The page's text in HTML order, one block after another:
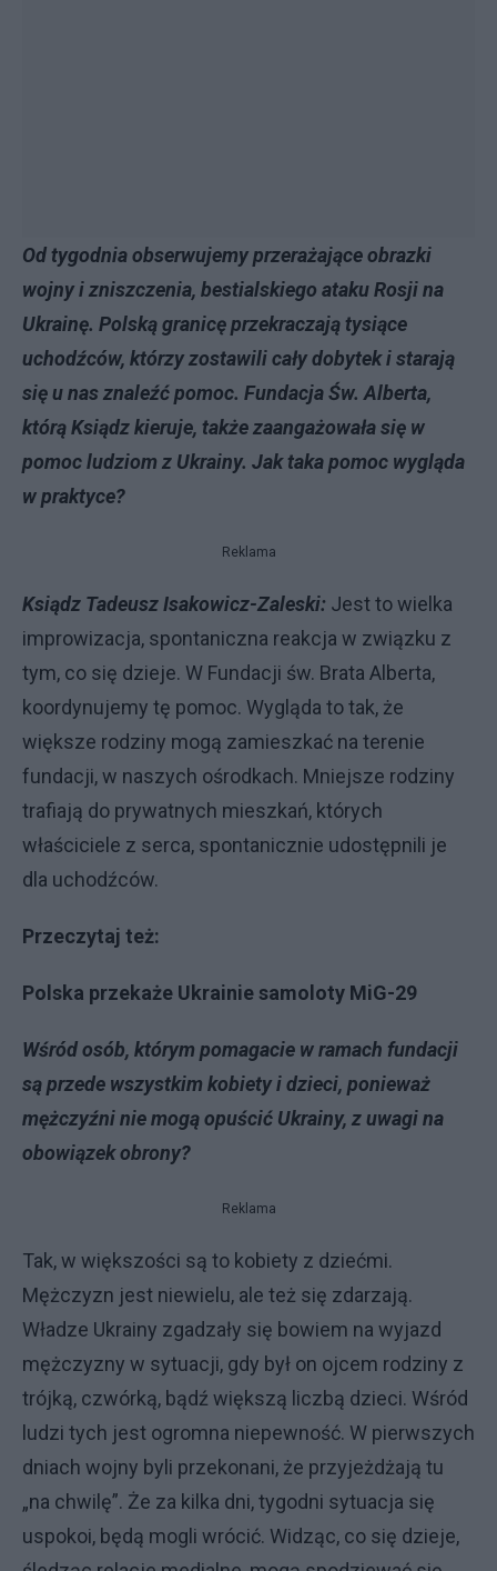
Od tygodnia obserwujemy przerażające obrazki
wojny i zniszczenia, bestialskiego ataku Rosji na
Ukrainę. Polską granicę przekraczają tysiące
uchodźców, którzy zostawili cały dobytek i starają
się u nas znaleźć pomoc. Fundacja Św. Alberta,
którą Ksiądz kieruje, także zaangażowała się w
pomoc ludziom z Ukrainy. Jak taka pomoc wygląda
w praktyce?
Reklama
Ksiądz Tadeusz Isakowicz-Zaleski: Jest to wielka
improwizacja, spontaniczna reakcja w związku z
tym, co się dzieje. W Fundacji św. Brata Alberta,
koordynujemy tę pomoc. Wygląda to tak, że
większe rodziny mogą zamieszkać na terenie
fundacji, w naszych ośrodkach. Mniejsze rodziny
trafiają do prywatnych mieszkań, których
właściciele z serca, spontanicznie udostępnili je
dla uchodźców.
Przeczytaj też:
Polska przekaże Ukrainie samoloty MiG-29
Wśród osób, którym pomagacie w ramach fundacji
są przede wszystkim kobiety i dzieci, ponieważ
mężczyźni nie mogą opuścić Ukrainy, z uwagi na
obowiązek obrony?
Reklama
Tak, w większości są to kobiety z dziećmi.
Mężczyzn jest niewielu, ale też się zdarzają.
Władze Ukrainy zgadzały się bowiem na wyjazd
mężczyzny w sytuacji, gdy był on ojcem rodziny z
trójką, czwórką, bądź większą liczbą dzieci. Wśród
ludzi tych jest ogromna niepewność. W pierwszych
dniach wojny byli przekonani, że przyjeżdżają tu
„na chwilę”. Że za kilka dni, tygodni sytuacja się
uspokoi, będą mogli wrócić. Widząc, co się dzieje,